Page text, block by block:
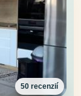
50 recenzií